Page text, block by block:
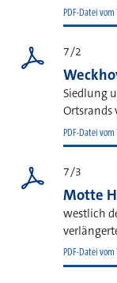
PDF-Datei vom
7/2
Siedlung
Ortsrands
PDF-Datei vom
7/3
Motte
westlich
PDF-Datei vom